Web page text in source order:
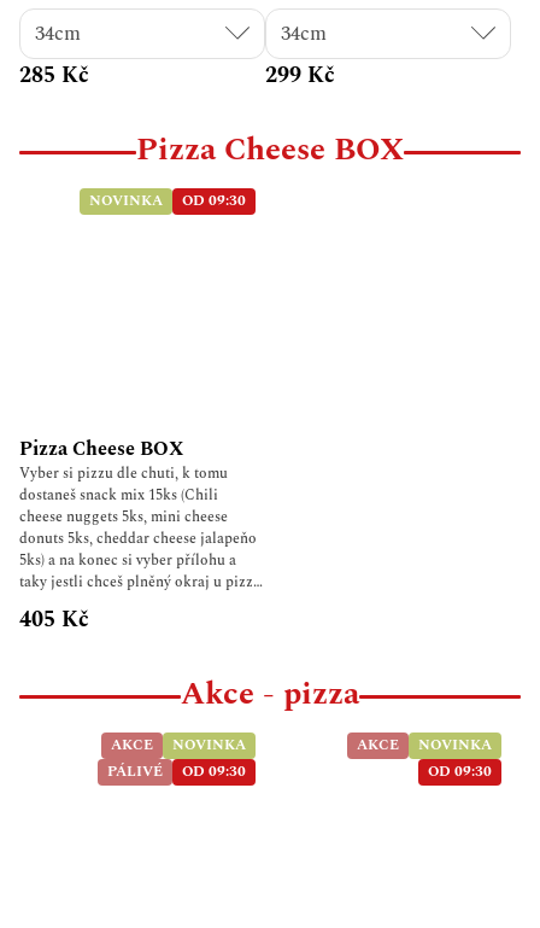
285 Kč 299 Kč
Pizza Cheese BOX
NOVINKA OD 09:30
Pizza Cheese BOX
Vyber si pizzu dle chuti, k tomu
dostaneš snack mix 15ks (Chili
cheese nuggets 5ks, mini cheese
donuts 5ks, cheddar cheese jalapeňo
5ks) a na konec si vyber přílohu a
taky jestli chceš plněný okraj u pizzy!
BBQ dresink.
405 Kč
Akce - pizza
AKCE
NOVINKA
PÁLIVÉ
OD 09:30
AKCE
NOVINKA
OD 09:30